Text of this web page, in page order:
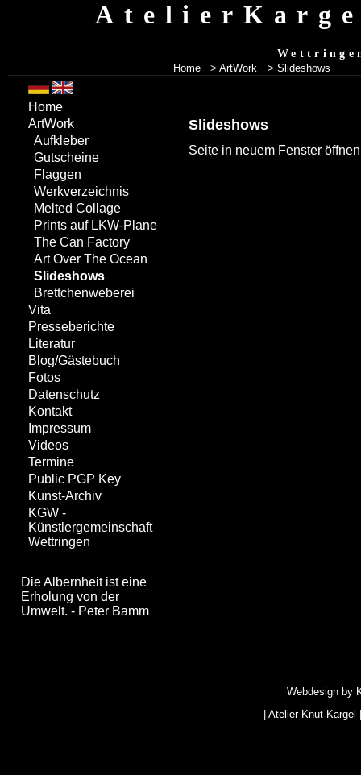
Home > ArtWork > Slideshows
Slideshows
Seite in neuem Fenster öffnen
Home
ArtWork
Aufkleber
Gutscheine
Flaggen
Werkverzeichnis
Melted Collage
Prints auf LKW-Plane
The Can Factory
Art Over The Ocean
Slideshows
Brettchenweberei
Vita
Presseberichte
Literatur
Blog/Gästebuch
Fotos
Datenschutz
Kontakt
Impressum
Videos
Termine
Public PGP Key
Kunst-Archiv
KGW -
Künstlergemeinschaft
Wettringen
Die Albernheit ist eine
Erholung von der
Umwelt. - Peter Bamm
Webdesign by
|Atelier Knut Kargel